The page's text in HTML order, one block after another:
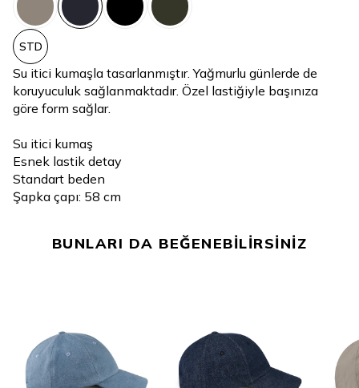
STD
Su itici kumaşla tasarlanmıştır. Yağmurlu günlerde de
koruyuculuk sağlanmaktadır. Özel lastiğiyle başınıza
göre form sağlar.
Su itici kumaş
Esnek lastik detay
Standart beden
Şapka çapı: 58 cm
BUNLARI DA BEĞENEBİLİRSİNİZ